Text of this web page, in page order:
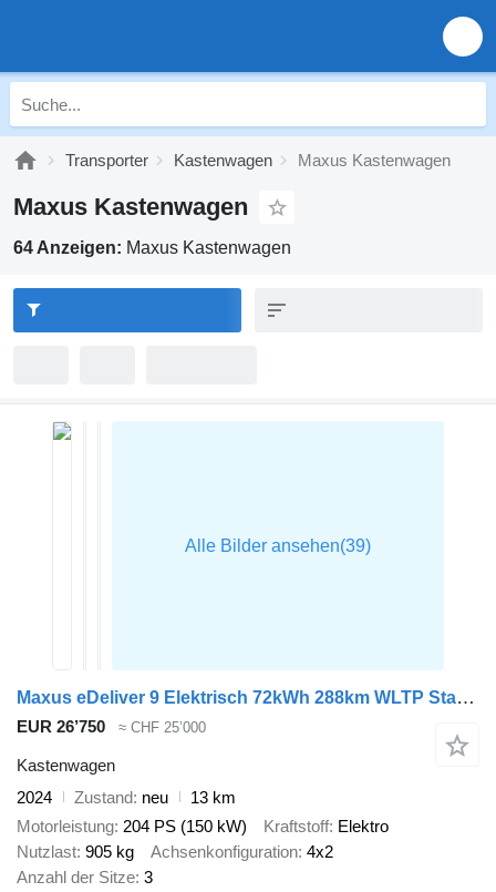
Transporter Kastenwagen Maxus Kastenwagen
Maxus Kastenwagen
64 Anzeigen: Maxus Kastenwagen
Maxus eDeliver 9 Elektrisch 72kWh 288km WLTP Stad 204PK Snelladen L3H2
EUR 26’750 ≈ CHF 25’000
Kastenwagen
2024
Zustand neu
13 km
Motorleistung 204 PS (150 kW) Kraftstoff Elektro
Nutzlast 905 kg Achsenkonfiguration 4x2
Anzahl der Sitze 3